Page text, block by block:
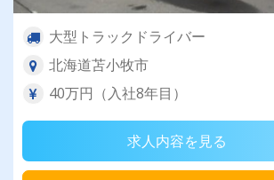
大型トラックドライバー
北海道苫小牧市
40万円（入社8年目）
求人内容を見る